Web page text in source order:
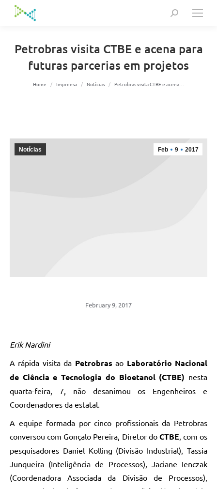
Search:
Petrobras visita CTBE e acena para
futuras parcerias em projetos
You are here:
Home Imprensa Notícias Petrobras visita CTBE e acena…
Feb 9 2017
Notícias
February 9, 2017
Erik Nardini
A rápida visita da Petrobras ao Laboratório Nacional
de Ciência e Tecnologia do Bioetanol (CTBE) nesta
quarta-feira, 7, não desanimou os Engenheiros e
Coordenadores da estatal.
A equipe formada por cinco profissionais da Petrobras
conversou com Gonçalo Pereira, Diretor do CTBE , com os
pesquisadores Daniel Kolling (Divisão Industrial), Tassia
Junqueira (Inteligência de Processos), Jaciane Ienczak
(Coordenadora Associada da Divisão de Processos),